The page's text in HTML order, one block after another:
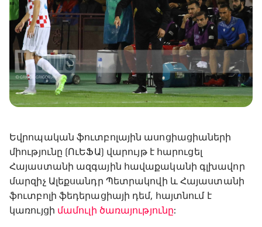
Եվրոպական ֆուտբոլային ասոցիացիաների
միությունը (ՈւԵՖԱ) վարույթ է հարուցել
Հայաստանի ազգային հավաքականի գլխավոր
մարզիչ Ալեքսանդր Պետրակովի և Հայաստանի
ֆուտբոլի ֆեդերացիայի դեմ, հայտնում է
կառույցի մամուլի ծառայությունը: